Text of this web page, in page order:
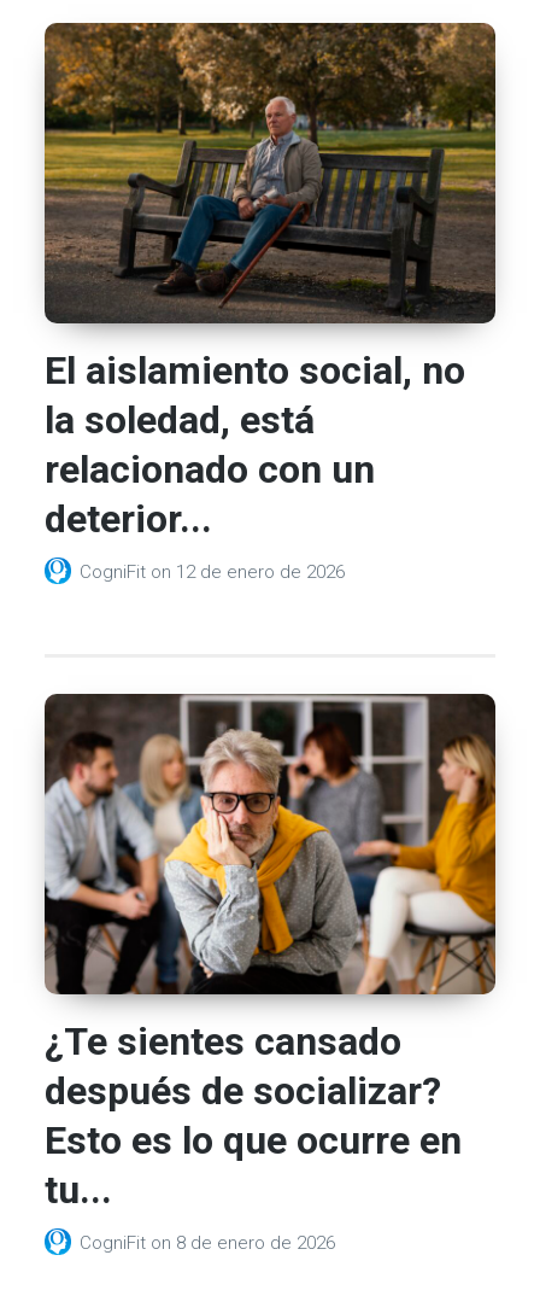
El aislamiento social, no
la soledad, está
relacionado con un
deterior...
CogniFit on 12 de enero de 2026
¿Te sientes cansado
después de socializar?
Esto es lo que ocurre en
tu...
CogniFit on 8 de enero de 2026